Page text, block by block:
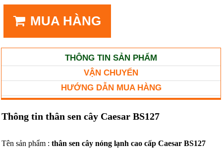
MUA HÀNG
THÔNG TIN SẢN PHẨM
VẬN CHUYỂN
HƯỚNG DẪN MUA HÀNG
Thông tin thân sen cây Caesar BS127
Tên sản phẩm : thân sen cây nóng lạnh cao cấp Caesar BS127